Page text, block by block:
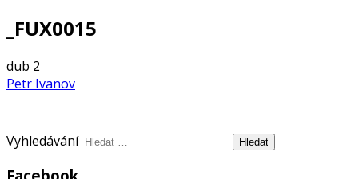
_FUX0015
dub 2
Petr Ivanov
Vyhledávání